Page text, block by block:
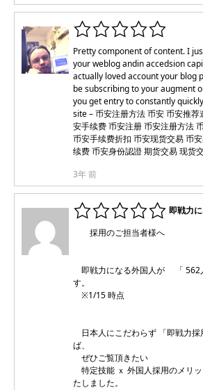
Pretty component of content. I
your weblog andin accedsion
actually loved account your blog
be subscribing to your augment
you get entry to constantly
site –币安注册方法 币安 币安推
安手续费 币安注册 币安注册方法
币安手续费折扣 币安现货交易 币
续费 币安身份認證 期货交易 现货
3年 前
即戦力
採用のご担当者様へ
即戦力になる外国人が 「 562
す。
※1/15 時点
日本人にこだわらず 「即戦力採
ば、
ぜひご覧頂きたい
特定技能 ｘ 外国人採用のメリ
たしました。